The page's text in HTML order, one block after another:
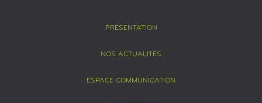
PRÉSENTATION
NOS ACTUALITÉS
ESPACE COMMUNICATION